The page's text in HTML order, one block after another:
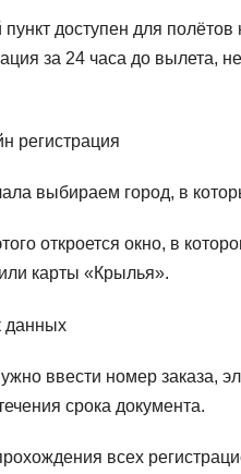
доступен для
за 24 часа до вылета,
выбираем город, в
откроется окно, в
карты «Крылья».
ввести номер заказа,
срока документа.
всех